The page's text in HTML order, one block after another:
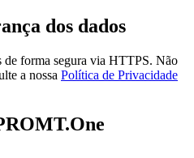
dos dados
de forma segura via HTTPS. Não
a nossa Política de Privacidade